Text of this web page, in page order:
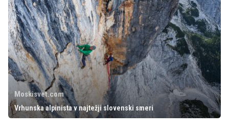
Moskisvet.com
Vrhunska alpinista v najtežji slovenski smeri